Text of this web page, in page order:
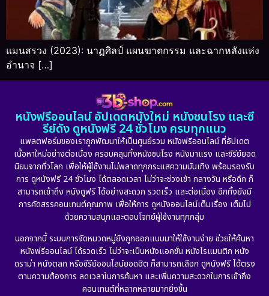
แมนสรวง (2023): นาฏศิลป์ แผนฆาตกรรม และฉากหลังแห่ง
อำนาจ […]
หนังฟรีออนไลน์ อัปเดตหนังใหม่ หนังชนโรง และซี
รีย์ดัง ดูหนังฟรี 24 ชั่วโมง ครบทุกแนว
แพลตฟอร์มของเราถูกพัฒนาให้เป็นศูนย์รวม หนังฟรีออนไลน์ ที่อัปเดต
เนื้อหาใหม่อย่างต่อเนื่อง ครอบคลุมทั้งหนังชนโรง หนังมาแรง และซีรีย์ยอด
นิยมจากทั่วโลก เพื่อให้ผู้ใช้งานไม่พลาดทุกกระแสความบันเทิง พร้อมรองรับ
การ ดูหนังฟรี 24 ชั่วโมง ได้ตลอดเวลา ไม่ว่าจะช่วงเช้า กลางวัน หรือดึก ก็
สามารถเข้าถึง หนังดูฟรี ได้อย่างสะดวก รวดเร็ว และต่อเนื่อง อีกทั้งยังมี
การคัดสรรคอนเทนต์คุณภาพ เพื่อให้การ ดูหนังออนไลน์เต็มเรื่อง เต็มไป
ด้วยความสนุกและตอบโจทย์ผู้ใช้งานทุกกลุ่ม
นอกจากนี้ ระบบการจัดหมวดหมู่ยังถูกออกแบบมาให้ใช้งานง่าย ช่วยให้ค้นหา
หนังฟรีออนไลน์ ได้รวดเร็ว ไม่ว่าจะเป็นหนังแอคชั่น หนังโรแมนติก หนัง
ดราม่า หนังตลก หรือซีรีย์ออนไลน์ยอดฮิต ก็สามารถเลือก ดูหนังฟรี ได้ตรง
ตามความต้องการ ลดเวลาในการค้นหา และเพิ่มความสะดวกในการเข้าถึง
คอนเทนต์ที่หลากหลายมากยิ่งขึ้น